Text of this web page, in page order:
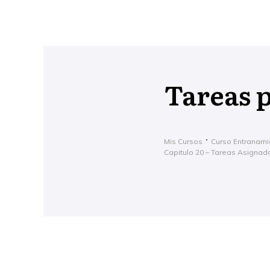
Tareas
Mis Cursos Curso
Capitulo 20 – Tareas